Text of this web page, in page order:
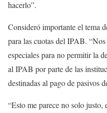
hacerlo”.
Consideró importante el tema
para las cuotas del IPAB.
especiales para no permitir la
al IPAB por parte de las
destinadas al pago de pasivos
“Esto me parece no solo